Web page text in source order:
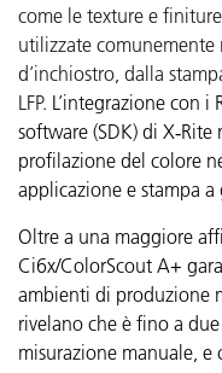
come le texture e
utilizzate
d’inchiostro, dalla
LFP. L’integrazione con
software (SDK) di
profilazione del colore
applicazione e stampa a
Oltre a una maggiore
Ci6x/ColorScout A+
ambienti di produzione
rivelano che è fino a
misurazione manuale, e